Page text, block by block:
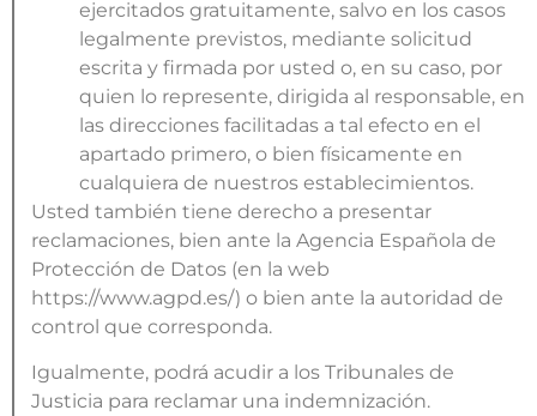
ejercitados gratuitamente, salvo en los casos
legalmente previstos, mediante solicitud
escrita y firmada por usted o, en su caso, por
quien lo represente, dirigida al responsable, en
las direcciones facilitadas a tal efecto en el
apartado primero, o bien físicamente en
cualquiera de nuestros establecimientos.
Usted también tiene derecho a presentar
reclamaciones, bien ante la Agencia Española de
Protección de Datos (en la web
https://www.agpd.es/) o bien ante la autoridad de
control que corresponda.
Igualmente, podrá acudir a los Tribunales de
Justicia para reclamar una indemnización.